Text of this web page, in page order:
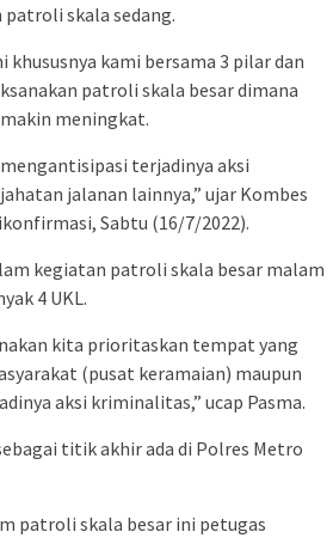
skala sedang.
khususnya kami bersama 3 pilar dan
patroli skala besar dimana
meningkat.
terjadinya aksi
jalanan lainnya,” ujar Kombes
Sabtu (16/7/2022).
kegiatan patroli skala besar malam
4 UKL.
kita prioritaskan tempat yang
(pusat keramaian) maupun
aksi kriminalitas,” ucap Pasma.
titik akhir ada di Polres Metro
patroli skala besar ini petugas